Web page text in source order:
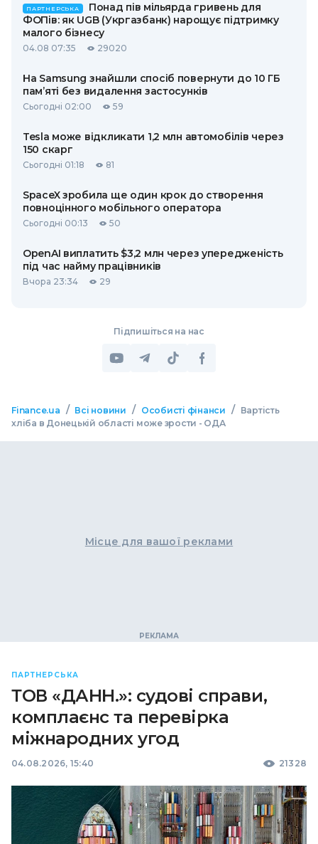
ПАРТНЕРСЬКА
Понад пів мільярда гривень для
ФОПів: як UGB (Укргазбанк) нарощує підтримку
малого бізнесу
04.08 07:35 29020
На Samsung знайшли спосіб повернути до 10 ГБ
пам’яті без видалення застосунків
Сьогодні 02:00 59
Tesla може відкликати 1,2 млн автомобілів через
150 скарг
Сьогодні 01:18 81
SpaceX зробила ще один крок до створення
повноцінного мобільного оператора
Сьогодні 00:13 50
OpenAI виплатить $3,2 млн через упередженість
під час найму працівників
Вчора 23:34 29
Підпишіться на нас
Finance.ua / Всі новини / Особисті фінанси /
Вартість
хліба в Донецькій області може зрости - ОДА
Місце для вашої реклами
ПАРТНЕРСЬКА
ТОВ «ДАНН.»: судові справи,
комплаєнс та перевірка
міжнародних угод
04.08.2026, 15:40 21328